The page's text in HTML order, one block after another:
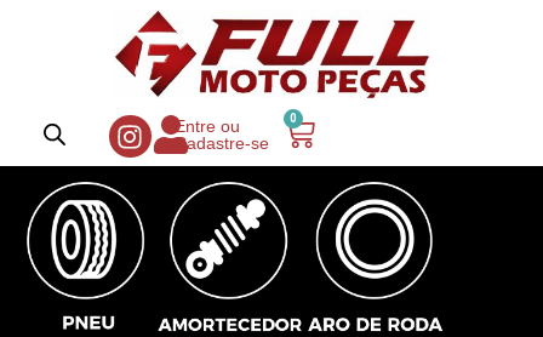
Entre ou
Cadastre-se
0